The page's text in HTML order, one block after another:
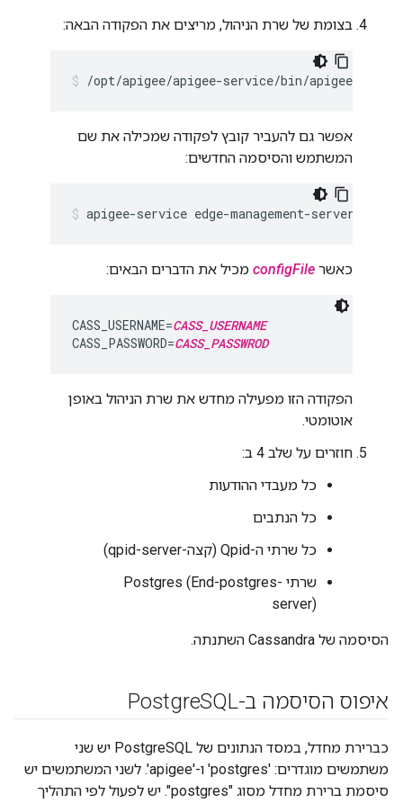
בצומת של שרת הניהול, מריצים את הפקודה הבאה:
/opt/apigee/apigee-service/bin/apigee-
אפשר גם להעביר קובץ לפקודה שמכילה את שם
המשתמש והסיסמה החדשים:
apigee-service edge-management-server
כאשר configFile מכיל את הדברים הבאים:
CASS_USERNAME=CASS_USERNAME
CASS_PASSWORD=CASS_PASSWROD
הפקודה הזו מפעילה מחדש את שרת הניהול באופן
אוטומטי.
חוזרים על שלב 4 ב:
כל מעבדי ההודעות
כל הנתבים
כל שרתי ה-Qpid (קצה-qpid-server)
שרתי Postgres (End-postgres-
server)
הסיסמה של Cassandra השתנתה.
איפוס הסיסמה ב-PostgreSQL
כברירת מחדל, במסד הנתונים של PostgreSQL יש שני
משתמשים מוגדרים: 'postgres' ו-'apigee'. לשני המשתמשים יש
סיסמת ברירת מחדל מסוג "postgres". יש לפעול לפי התהליך